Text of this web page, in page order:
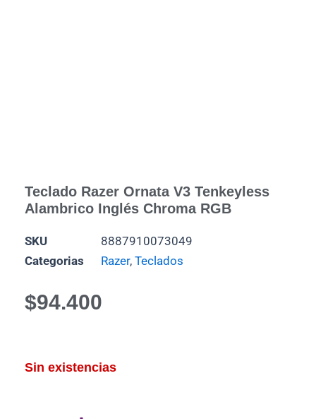
Teclado Razer Ornata V3 Tenkeyless
Alambrico Inglés Chroma RGB
SKU
8887910073049
Categorias
Razer, Teclados
$94.400
Sin existencias